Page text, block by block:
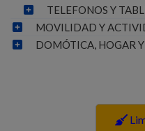
TELEFONOS Y
MOVILIDAD Y
DOMÓTICA, HOGAR